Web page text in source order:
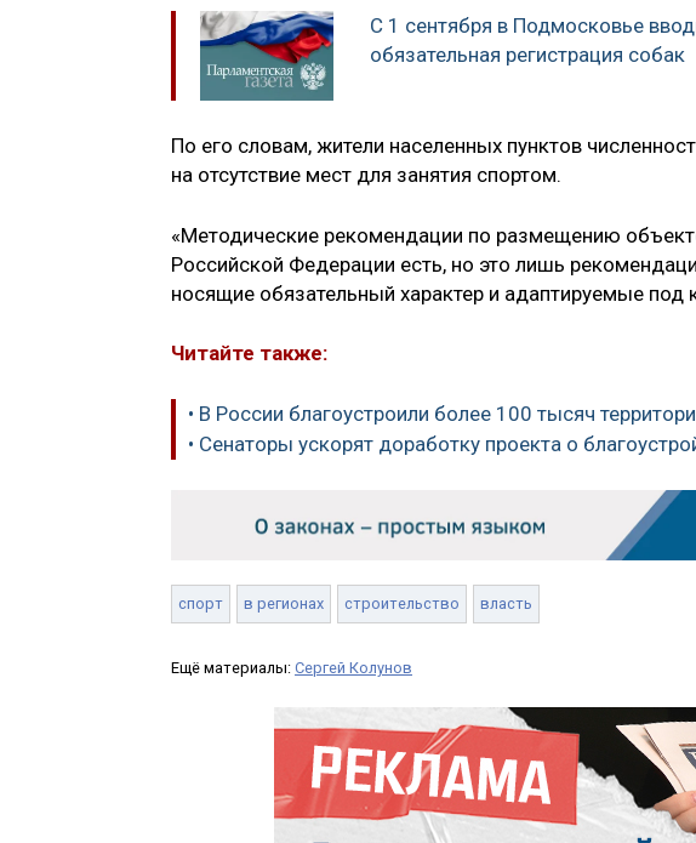
С 1 сентября в Подмосковье
обязательная регистрация собак
По его словам, жители населенных пунктов
на отсутствие мест для занятия спортом.
«Методические рекомендации по размещению
Российской Федерации есть, но это лишь
носящие обязательный характер и адаптируемые под
Читайте также:
• В России благоустроили более 100 тысяч
• Сенаторы ускорят доработку проекта о
спорт в регионах строительство власть
Ещё материалы: Сергей Колунов